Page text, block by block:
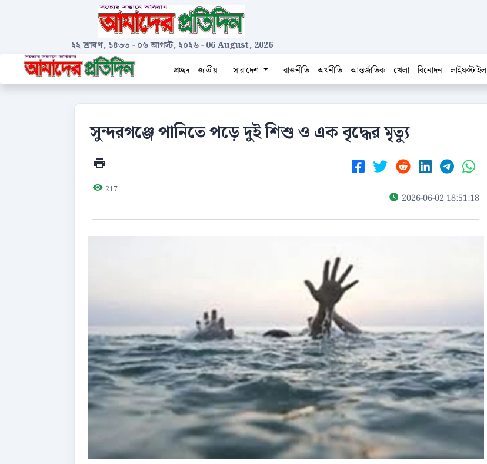
২২ শ্রাবণ, ১৪৩৩ - ০৬ আগস্ট, ২০২৬- 06 August, 2026
প্রচ্ছদ
জাতীয় সারাদেশ রাজনীতি অর্থনীতি আন্তর্জাতিক খেলা বিনোদন লাইফস্টাইল
সুন্দরগঞ্জে পানিতে পড়ে দুই শিশু ও এক বৃদ্ধের মৃত্যু
217
2026-06-02 18:51:18